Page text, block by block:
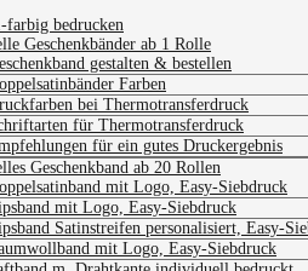
farbig bedrucken
Geschenkbänder ab 1 Rolle
gestalten & bestellen
Farben
bei Thermotransferdruck
für Thermotransferdruck
für ein gutes Druckergebnis
Geschenkband ab 20 Rollen
mit Logo, Easy-Siebdruck
mit Logo, Easy-Siebdruck
Satinstreifen personalisiert, Easy-
mit Logo, Easy-Siebdruck